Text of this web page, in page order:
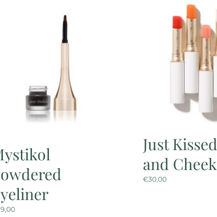
Just
and
€30,00